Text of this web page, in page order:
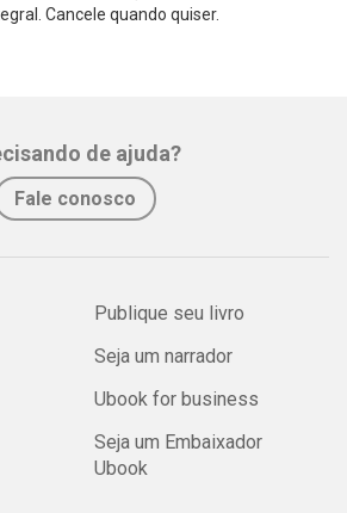
Cancele quando quiser.
de ajuda?
Fale conosco
Publique seu livro
Seja um narrador
Ubook for business
Seja um Embaixador
Ubook